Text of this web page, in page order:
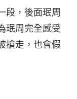
段，後面珉周
珉周完全感受
搶走，也會假